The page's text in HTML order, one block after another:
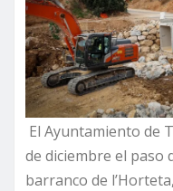
El Ayuntamiento de
de diciembre el paso
barranco de